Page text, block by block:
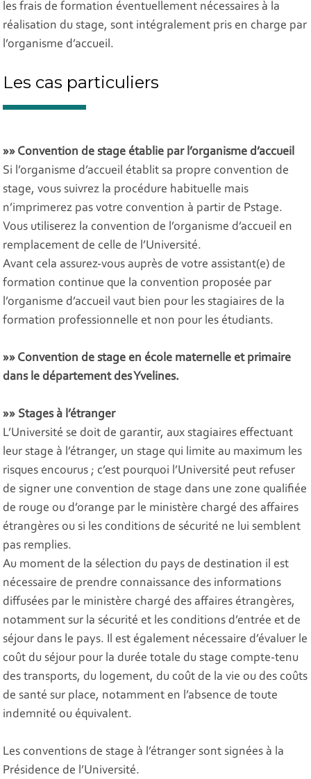
les frais de formation éventuellement nécessaires à la
réalisation du stage, sont intégralement pris en charge par
l’organisme d’accueil.
Les cas particuliers
»» Convention de stage établie par l’organisme d’accueil
Si l’organisme d’accueil établit sa propre convention de
stage, vous suivrez la procédure habituelle mais
n’imprimerez pas votre convention à partir de Pstage.
Vous utiliserez la convention de l’organisme d’accueil en
remplacement de celle de l’Université.
Avant cela assurez-vous auprès de votre assistant(e) de
formation continue que la convention proposée par
l’organisme d’accueil vaut bien pour les stagiaires de la
formation professionnelle et non pour les étudiants.
»» Convention de stage en école maternelle et primaire
dans le département des Yvelines.
»» Stages à l’étranger
L’Université se doit de garantir, aux stagiaires effectuant
leur stage à l’étranger, un stage qui limite au maximum les
risques encourus ; c’est pourquoi l’Université peut refuser
de signer une convention de stage dans une zone qualifiée
de rouge ou d’orange par le ministère chargé des affaires
étrangères ou si les conditions de sécurité ne lui semblent
pas remplies.
Au moment de la sélection du pays de destination il est
nécessaire de prendre connaissance des informations
diffusées par le ministère chargé des affaires étrangères,
notamment sur la sécurité et les conditions d’entrée et de
séjour dans le pays. Il est également nécessaire d’évaluer le
coût du séjour pour la durée totale du stage compte-tenu
des transports, du logement, du coût de la vie ou des coûts
de santé sur place, notamment en l’absence de toute
indemnité ou équivalent.
Les conventions de stage à l’étranger sont signées à la
Présidence de l’Université.